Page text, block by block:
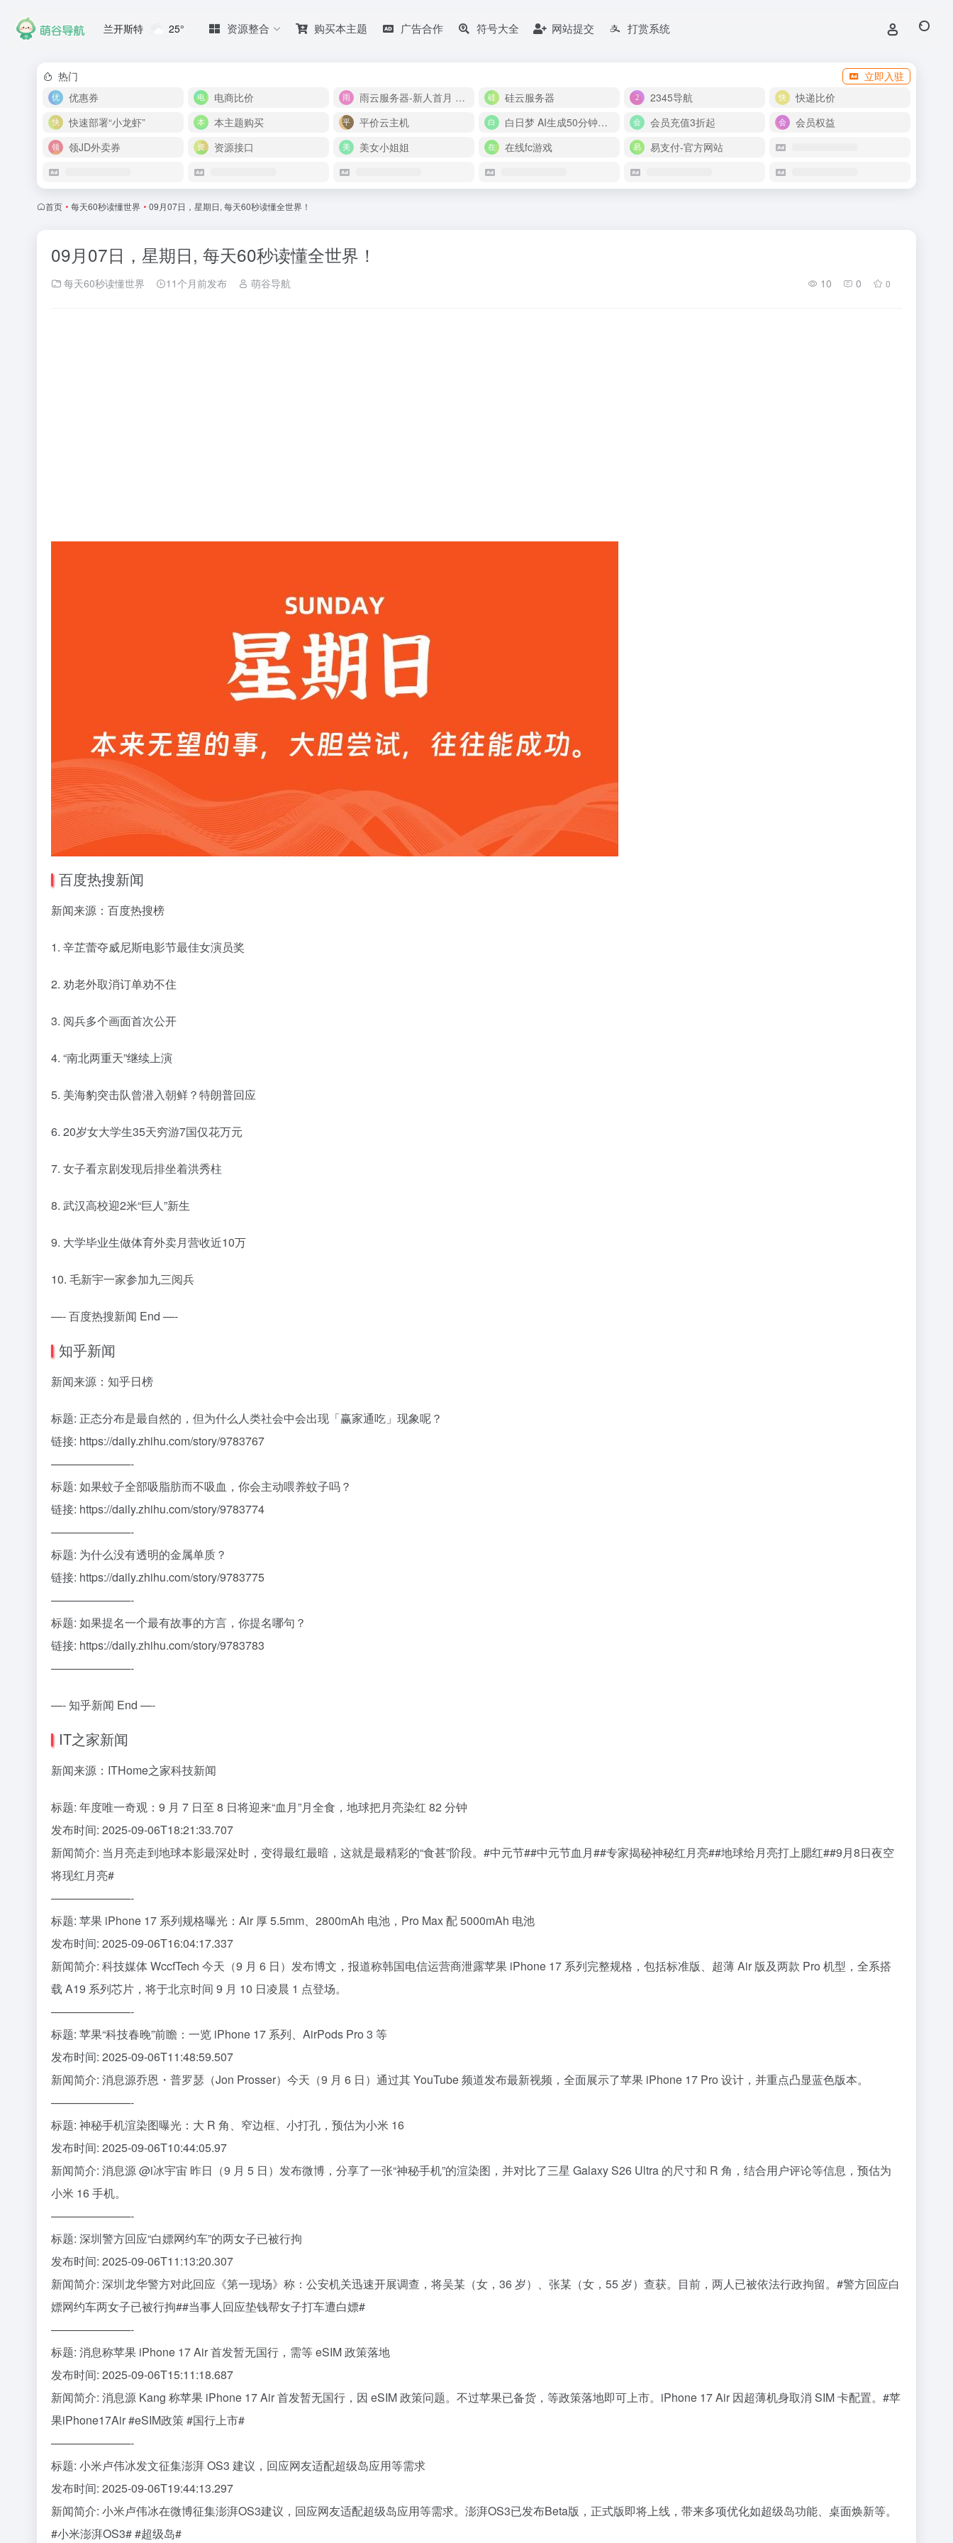
兰开斯特 25° 资源整合 购买本主题 广告合作 符号大全 网站提交 打赏系统
热门
立即入驻
优惠券
电商比价 雨云服务器-新人首月 5 折 硅云服务器 2345导航
快递比价
快速部署“小龙虾”
本主题购买 平价云主机 白日梦 AI生成50分钟视频 会员充值3折起
会员权益
领JD外卖券
资源接口 美女小姐姐 在线fc游戏 易支付-官方网站
首页 • 每天60秒读懂世界 • 09月07日，星期日, 每天60秒读懂全世界！
09月07日，星期日, 每天60秒读懂全世界！
每天60秒读懂世界 11个月前发布 萌谷导航 10 0 0
百度热搜新闻
新闻来源：百度热搜榜
1. 辛芷蕾夺威尼斯电影节最佳女演员奖
2. 劝老外取消订单劝不住
3. 阅兵多个画面首次公开
4. “南北两重天”继续上演
5. 美海豹突击队曾潜入朝鲜？特朗普回应
6. 20岁女大学生35天穷游7国仅花万元
7. 女子看京剧发现后排坐着洪秀柱
8. 武汉高校迎2米“巨人”新生
9. 大学毕业生做体育外卖月营收近10万
10. 毛新宇一家参加九三阅兵
—- 百度热搜新闻 End —-
知乎新闻
新闻来源：知乎日榜
标题: 正态分布是最自然的，但为什么人类社会中会出现「赢家通吃」现象呢？
链接: https://daily.zhihu.com/story/9783767
———————-
标题: 如果蚊子全部吸脂肪而不吸血，你会主动喂养蚊子吗？
链接: https://daily.zhihu.com/story/9783774
———————-
标题: 为什么没有透明的金属单质？
链接: https://daily.zhihu.com/story/9783775
———————-
标题: 如果提名一个最有故事的方言，你提名哪句？
链接: https://daily.zhihu.com/story/9783783
———————-
—- 知乎新闻 End —-
IT之家新闻
新闻来源：ITHome之家科技新闻
标题: 年度唯一奇观：9 月 7 日至 8 日将迎来“血月”月全食，地球把月亮染红 82 分钟
发布时间: 2025-09-06T18:21:33.707
新闻简介: 当月亮走到地球本影最深处时，变得最红最暗，这就是最精彩的“食甚”阶段。#中元节##中元节血月##专家揭秘神秘红月亮##地球给月亮打上腮红##9月8日夜空
将现红月亮#
———————-
标题: 苹果 iPhone 17 系列规格曝光：Air 厚 5.5mm、2800mAh 电池，Pro Max 配 5000mAh 电池
发布时间: 2025-09-06T16:04:17.337
新闻简介: 科技媒体 WccfTech 今天（9 月 6 日）发布博文，报道称韩国电信运营商泄露苹果 iPhone 17 系列完整规格，包括标准版、超薄 Air 版及两款 Pro 机型，全系搭
载 A19 系列芯片，将于北京时间 9 月 10 日凌晨 1 点登场。
———————-
标题: 苹果“科技春晚”前瞻：一览 iPhone 17 系列、AirPods Pro 3 等
发布时间: 2025-09-06T11:48:59.507
新闻简介: 消息源乔恩・普罗瑟（Jon Prosser）今天（9 月 6 日）通过其 YouTube 频道发布最新视频，全面展示了苹果 iPhone 17 Pro 设计，并重点凸显蓝色版本。
———————-
标题: 神秘手机渲染图曝光：大 R 角、窄边框、小打孔，预估为小米 16
发布时间: 2025-09-06T10:44:05.97
新闻简介: 消息源 @i冰宇宙 昨日（9 月 5 日）发布微博，分享了一张“神秘手机”的渲染图，并对比了三星 Galaxy S26 Ultra 的尺寸和 R 角，结合用户评论等信息，预估为
小米 16 手机。
———————-
标题: 深圳警方回应“白嫖网约车”的两女子已被行拘
发布时间: 2025-09-06T11:13:20.307
新闻简介: 深圳龙华警方对此回应《第一现场》称：公安机关迅速开展调查，将吴某（女，36 岁）、张某（女，55 岁）查获。目前，两人已被依法行政拘留。#警方回应白
嫖网约车两女子已被行拘##当事人回应垫钱帮女子打车遭白嫖#
———————-
标题: 消息称苹果 iPhone 17 Air 首发暂无国行，需等 eSIM 政策落地
发布时间: 2025-09-06T15:11:18.687
新闻简介: 消息源 Kang 称苹果 iPhone 17 Air 首发暂无国行，因 eSIM 政策问题。不过苹果已备货，等政策落地即可上市。iPhone 17 Air 因超薄机身取消 SIM 卡配置。#苹
果iPhone17Air #eSIM政策 #国行上市#
———————-
标题: 小米卢伟冰发文征集澎湃 OS3 建议，回应网友适配超级岛应用等需求
发布时间: 2025-09-06T19:44:13.297
新闻简介: 小米卢伟冰在微博征集澎湃OS3建议，回应网友适配超级岛应用等需求。澎湃OS3已发布Beta版，正式版即将上线，带来多项优化如超级岛功能、桌面焕新等。
#小米澎湃OS3# #超级岛#